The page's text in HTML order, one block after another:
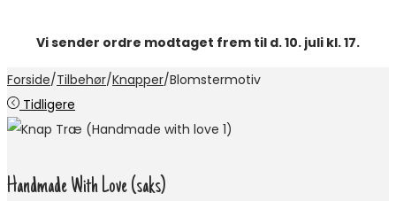
Vi sender ordre modtaget frem til d. 10. juli kl. 17.
Forside/Tilbehør/Knapper/Blomstermotiv
Tidligere
Handmade With Love (saks)